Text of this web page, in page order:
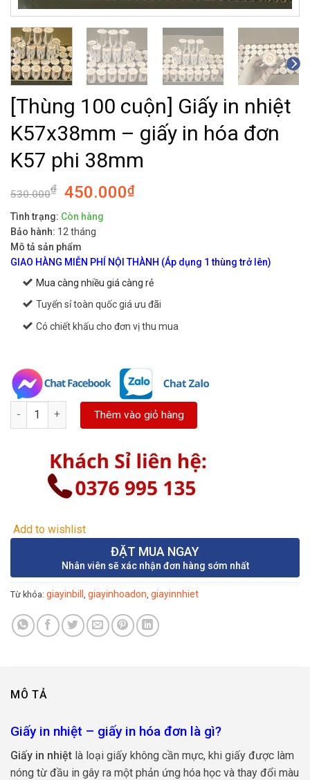
[Thùng 100 cuộn] Giấy in nhiệt
K57x38mm – giấy in hóa đơn
K57 phi 38mm
530.000₫ 450.000₫
Tình trạng: Còn hàng
Bảo hành: 12 tháng
Mô tả sản phẩm
GIAO HÀNG MIỄN PHÍ NỘI THÀNH (Áp dụng 1 thùng trở lên)
Mua càng nhiều giá càng rẻ
Tuyển sỉ toàn quốc giá ưu đãi
Có chiết khấu cho đơn vị thu mua
[Thùng 100 cuộn] Giấy in nhiệt K57x38mm - giấy in hóa đơn K57
Thêm vào giỏ hàng
Add to wishlist
ĐẶT MUA NGAY
Nhân viên sẽ xác nhận đơn hàng sớm nhất
Từ khóa: giayinbill , giayinhoadon, giayinnhiet
MÔ TẢ
Giấy in nhiệt – giấy in hóa đơn là gì?
Giấy in nhiệt là loại giấy không cần mực, khi giấy được làm
nóng từ đầu in gây ra một phản ứng hóa học và thay đổi màu